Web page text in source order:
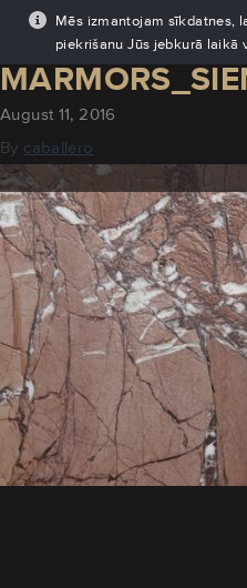
Mēs izmantojam sīkdatnes,
piekrišanu Jūs jebkurā laikā
August 11, 2016
By caballero